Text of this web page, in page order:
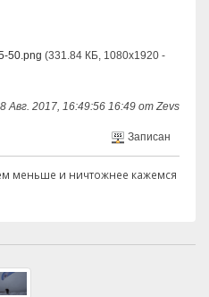
50.png (331.84 КБ, 1080x1920 -
Авг. 2017, 16:49:56 16:49 от Zevs
Записан
меньше и ничтожнее кажемся